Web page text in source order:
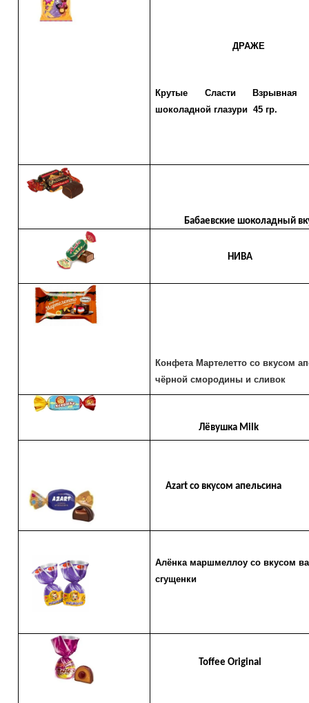
ДРАЖЕ
Крутые Сласти
шоколадной глазури 45 гр.
Бабаевские шоколадный
НИВА
Конфета Мартелетто со вкусом
чёрной смородины и сливок
Лёвушка Milk
Azart со вкусом апельсина
Алёнка маршмеллоу со вкусом
сгущенки
Toffee Original